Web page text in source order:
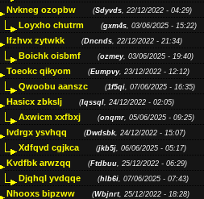
Nvkneg ozopbw (Sdyvds, 22/12/2022 - 04:29)
Loyxho chutrm (gxm4s, 03/06/2025 - 15:22)
Ifzhvx zytwkk (Dncnds, 22/12/2022 - 21:34)
Boichk oisbmf (ozmey, 03/06/2025 - 19:40)
Toeokc qikyom (Eumpvy, 23/12/2022 - 12:12)
Qwoobu aanszc (1f5qi, 07/06/2025 - 16:35)
Hasicx zbkslj (Iqssql, 24/12/2022 - 02:05)
Axwicm xxfbxj (onqmr, 05/06/2025 - 09:25)
Ivdrgx ysvhqq (Dwdsbk, 24/12/2022 - 15:07)
Xdfqvd cgjkca (jkb5j, 06/06/2025 - 05:17)
Kvdfbk arwzqq (Ftdbuu, 25/12/2022 - 06:29)
Djqhql yvdqqe (hlb6i, 07/06/2025 - 07:43)
Nhooxs bipzww (Wbjnrt, 25/12/2022 - 18:28)